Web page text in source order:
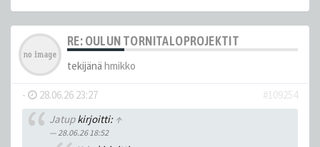
RE: OULUN TORNITALOPROJEKTIT
tekijänä hmikko
- 28.06.26 23:27
#109254
Jatupkirjoitti: ↑
28.06.26 18:52